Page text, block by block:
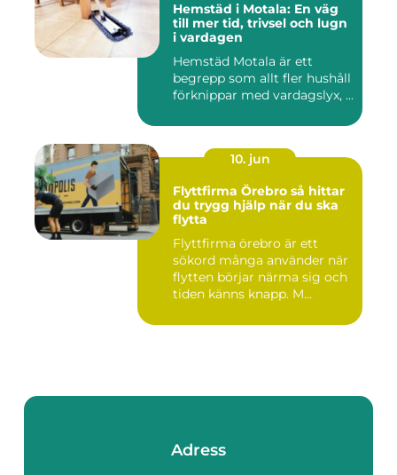
Hemstäd i Motala: En väg
till mer tid, trivsel och lugn
i vardagen
Hemstäd Motala är ett
begrepp som allt fler hushåll
förknippar med vardagslyx, ...
10. jun
Flyttfirma Örebro så hittar
du trygg hjälp när du ska
flytta
Flyttfirma örebro är ett
sökord många använder när
flytten börjar närma sig och
tiden känns knapp. M...
Adress